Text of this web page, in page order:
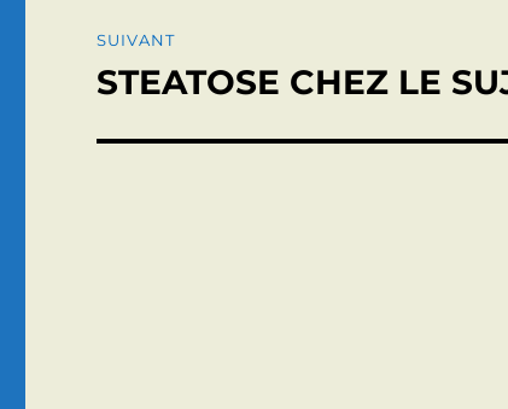
SUIVANT
Publication
STEATOSE CHEZ LE